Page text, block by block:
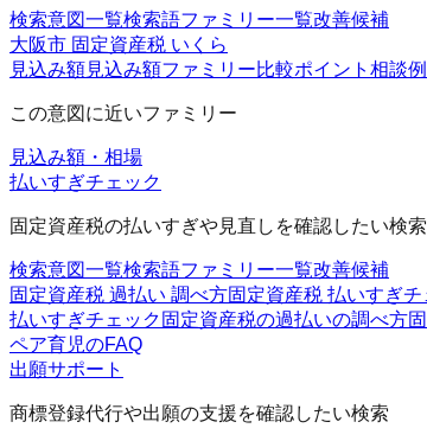
検索意図一覧検索語ファミリー一覧改善候補
大阪市 固定資産税 いくら
見込み額見込み額ファミリー比較ポイント 相談例
この意図に近いファミリー
見込み額・相場
払いすぎチェック
固定資産税の払いすぎや見直しを確認したい検索
検索意図一覧検索語ファミリー一覧改善候補
固定資産税 過払い 調べ方固定資産税 払いすぎチ
払いすぎチェック 固定資産税の過払いの調べ方
ペア育児のFAQ
出願サポート
商標登録代行や出願の支援を確認したい検索